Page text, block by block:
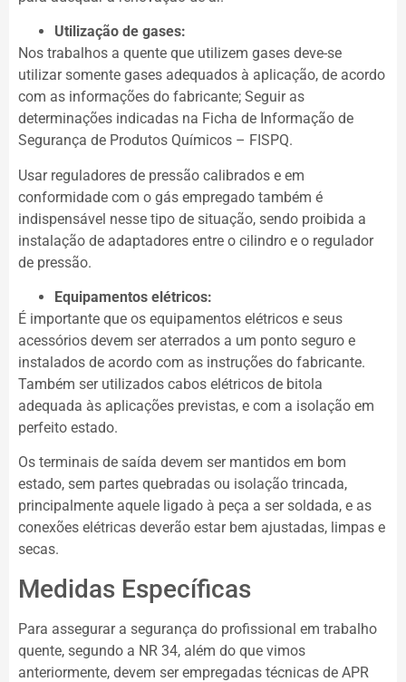
Utilização de gases:
Nos trabalhos a quente que utilizem gases deve-se
utilizar somente gases adequados à aplicação, de acordo
com as informações do fabricante; Seguir as
determinações indicadas na Ficha de Informação de
Segurança de Produtos Químicos – FISPQ.
Usar reguladores de pressão calibrados e em
conformidade com o gás empregado também é
indispensável nesse tipo de situação, sendo proibida a
instalação de adaptadores entre o cilindro e o regulador
de pressão.
Equipamentos elétricos:
É importante que os equipamentos elétricos e seus
acessórios devem ser aterrados a um ponto seguro e
instalados de acordo com as instruções do fabricante.
Também ser utilizados cabos elétricos de bitola
adequada às aplicações previstas, e com a isolação em
perfeito estado.
Os terminais de saída devem ser mantidos em bom
estado, sem partes quebradas ou isolação trincada,
principalmente aquele ligado à peça a ser soldada, e as
conexões elétricas deverão estar bem ajustadas, limpas e
secas.
Medidas Específicas
Para assegurar a segurança do profissional em trabalho
quente, segundo a NR 34, além do que vimos
anteriormente, devem ser empregadas técnicas de APR